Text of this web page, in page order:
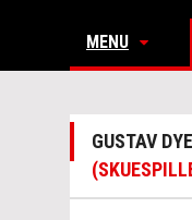
MENU
GUSTAV